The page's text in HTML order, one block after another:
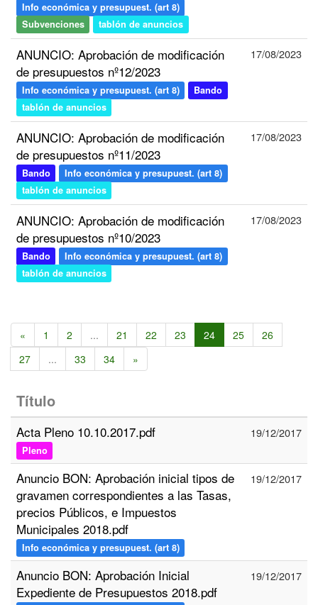
Info económica y presupuest. (art 8)
Subvenciones
tablón de anuncios
ANUNCIO: Aprobación de modificación
de presupuestos nº12/2023
Info económica y presupuest. (art 8)
Bando
tablón de anuncios
17/08/2023
ANUNCIO: Aprobación de modificación
de presupuestos nº11/2023
Bando
Info económica y presupuest. (art 8)
tablón de anuncios
17/08/2023
ANUNCIO: Aprobación de modificación
de presupuestos nº10/2023
Bando
Info económica y presupuest. (art 8)
tablón de anuncios
17/08/2023
« 1 2 ... 21 22 23 24 25
26
27
... 33 34 »
Título
Acta Pleno 10.10.2017.pdf
Pleno
19/12/2017
Anuncio BON: Aprobación inicial tipos de
gravamen correspondientes a las Tasas,
precios Públicos, e Impuestos
Municipales 2018.pdf
Info económica y presupuest. (art 8)
19/12/2017
Anuncio BON: Aprobación Inicial
Expediente de Presupuestos 2018.pdf
19/12/2017